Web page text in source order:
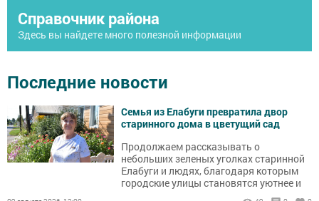
Справочник района
Здесь вы найдете много полезной информации
Последние новости
Семья из Елабуги превратила двор
старинного дома в цветущий сад
Продолжаем рассказывать о
небольших зеленых уголках старинной
Елабуги и людях, благодаря которым
городские улицы становятся уютнее и